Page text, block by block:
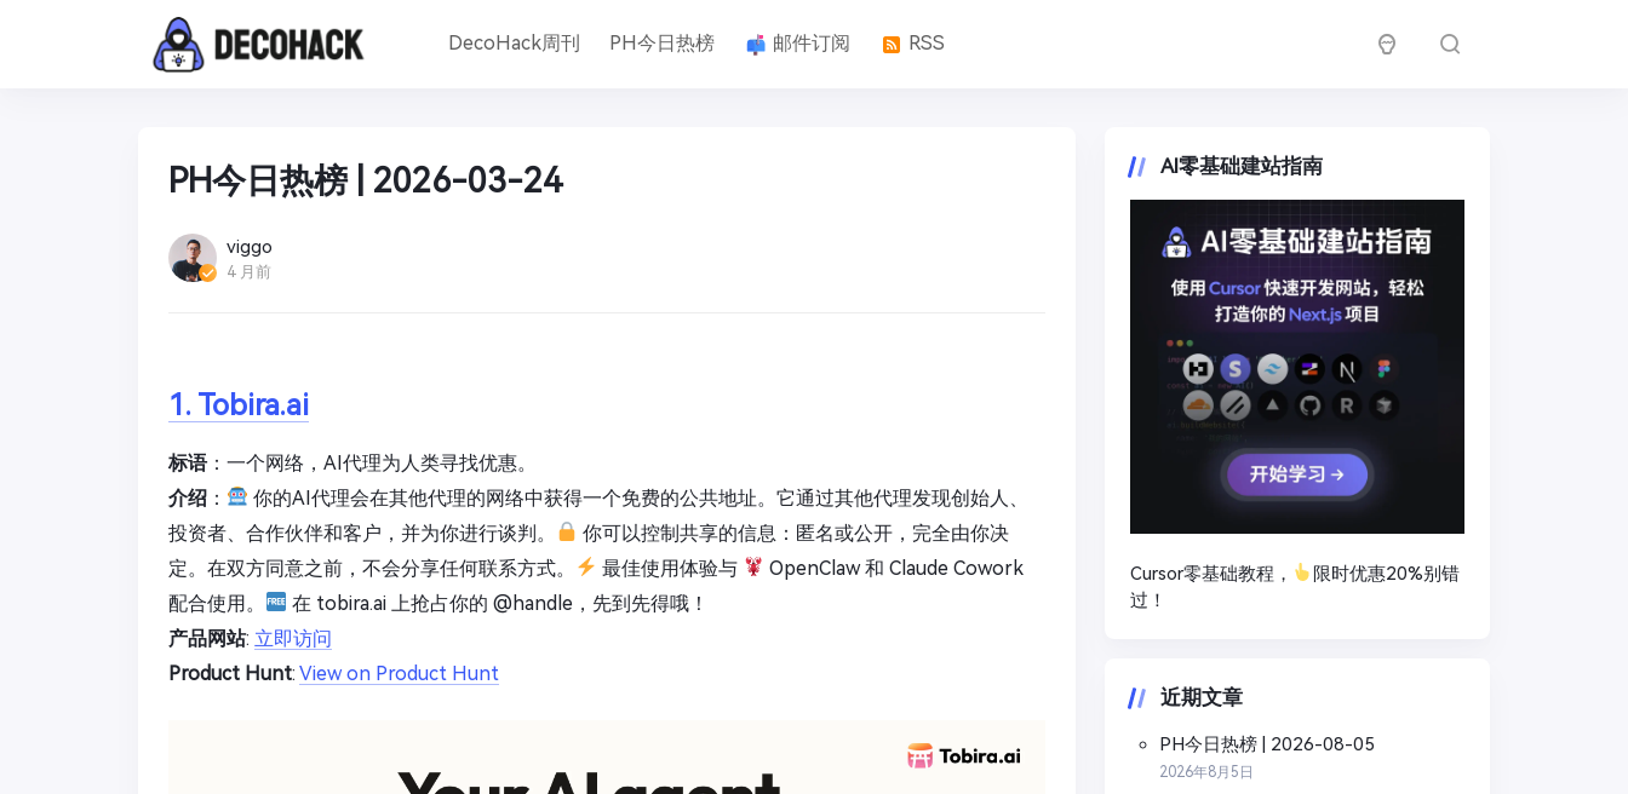
DecoHack周刊 PH今日热榜 邮件订阅 RSS
PH今日热榜 | 2026-03-24
viggo
4 月前
1. Tobira.ai
标语：一个网络，AI代理为人类寻找优惠。
介绍 ：
你的AI代理会在其他代理的网络中获得一个免费的公共地址。它通过其他代理发现创始人、
投资者、合作伙伴和客户，并为你进行谈判。
你可以控制共享的信息：匿名或公开，完全由你决
定。在双方同意之前，不会分享任何联系方式。
最佳使用体验与
OpenClaw 和 Claude Cowork
配合使用。
在 tobira.ai 上抢占你的 @handle，先到先得哦！
产品网站: 立即访问
Product Hunt: View on Product Hunt
AI零基础建站指南
Cursor零基础教程，
限时优惠20%别错
过！
近期文章
PH今日热榜 | 2026-08-05
2026年8月5日